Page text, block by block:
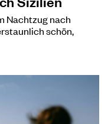
Nachtzug nach
schön,